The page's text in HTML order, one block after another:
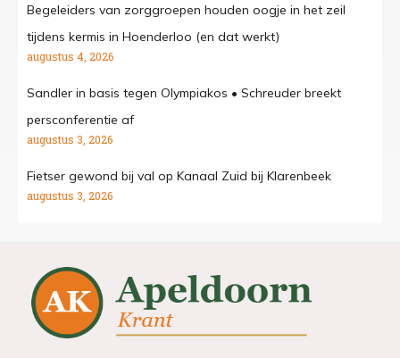
Begeleiders van zorggroepen houden oogje in het zeil
tijdens kermis in Hoenderloo (en dat werkt)
augustus 4, 2026
Sandler in basis tegen Olympiakos • Schreuder breekt
persconferentie af
augustus 3, 2026
Fietser gewond bij val op Kanaal Zuid bij Klarenbeek
augustus 3, 2026